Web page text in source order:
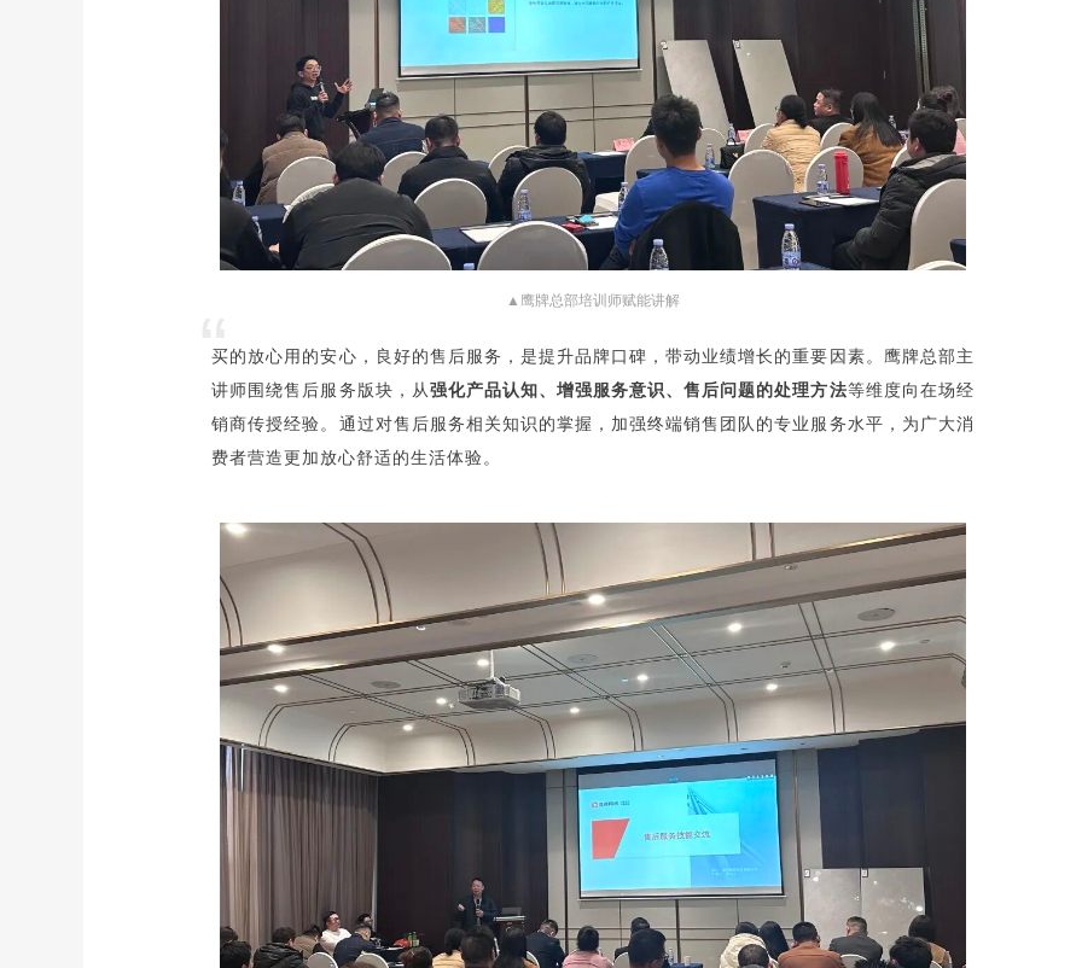
▲鹰牌总部培训师赋能讲解
“
买的放心用的安心，良好的售后服务，是提升品牌口碑，带动业绩增长的重要因素。鹰牌总部主
讲师围绕售后服务版块，从强化产品认知、增强服务意识、售后问题的处理方法等维度向在场经
销商传授经验。通过对售后服务相关知识的掌握，加强终端销售团队的专业服务水平，为广大消
费者营造更加放心舒适的生活体验。